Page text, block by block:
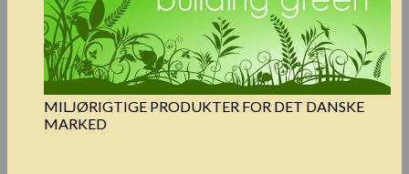
MILJØRIGTIGE PRODUKTER FOR DET DANSKE
MARKED